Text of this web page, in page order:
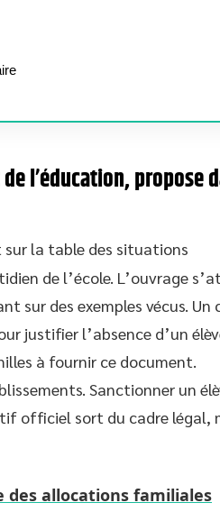
l’éducation, propose
sur la table des situations
de l’école. L’ouvrage
sur des exemples vécus. Un
justifier l’absence d’un
à fournir ce document.
Sanctionner un
officiel sort du cadre légal,
des allocations familiales